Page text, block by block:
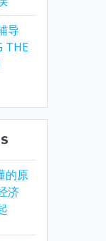
导
THE
的原
济